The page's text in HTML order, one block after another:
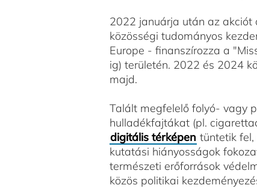
2022 januárja után az akciót
közösségi tudományos
Europe - finanszírozza a
ig) területén. 2022 és 2024
majd.
Talált megfelelő folyó- vagy
hulladékfajtákat (pl.
digitális térképen tüntetik
kutatási hiányosságok
természeti erőforrások
közös politikai